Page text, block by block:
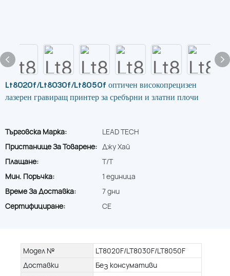
Lt8020f/Lt8030f/Lt8050f оптичен високопрецизен
лазерен гравиращ принтер за сребърни и златни плочи
Търговска Марка:
LEAD TECH
Пристанище За Товарене: Джу Хай
Плащане:
T/T
Мин. Поръчка:
1 единица
Време За Доставка:
7 дни
Сертифициране:
CE
Модел №
LT8020F/LT8030F/LT8050F
Доставки
Без консумативи